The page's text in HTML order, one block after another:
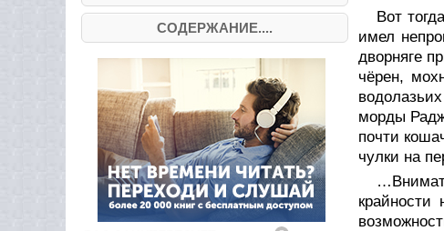
СОДЕРЖАНИЕ....
Вот
имел
дворняге
чёрен,
морды
почти
чулки на